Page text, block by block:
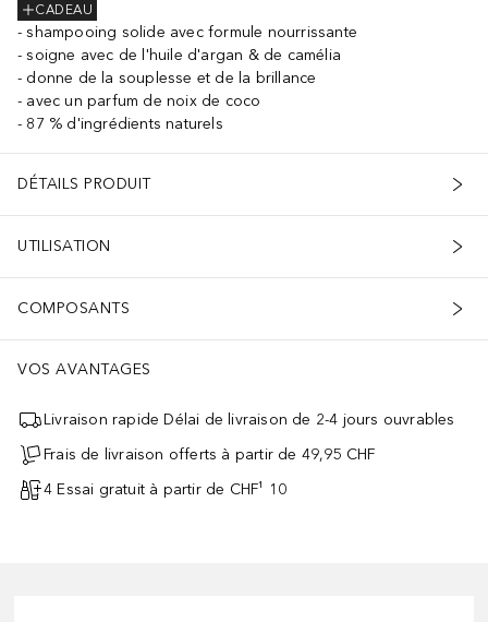
CADEAU
shampooing solide avec formule nourrissante
soigne avec de l'huile d'argan & de camélia
donne de la souplesse et de la brillance
avec un parfum de noix de coco
87 % d'ingrédients naturels
DÉTAILS PRODUIT
UTILISATION
COMPOSANTS
VOS AVANTAGES
Livraison rapide Délai de livraison de 2-4 jours ouvrables
Frais de livraison offerts à partir de 49,95 CHF
4 Essai gratuit à partir de CHF¹ 10